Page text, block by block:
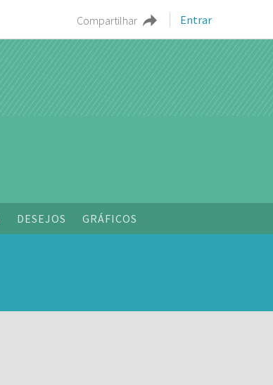
Compartilhar Entrar
DESEJOS GRÁFICOS